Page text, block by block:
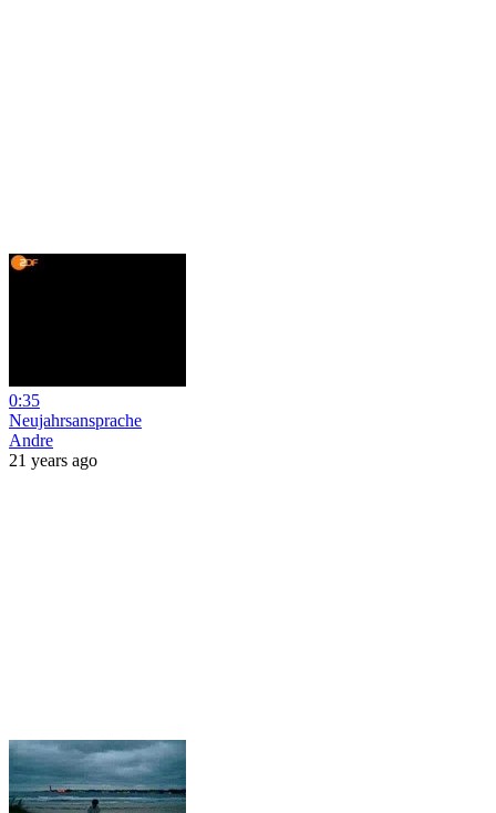
0:35
Neujahrsansprache
Andre
21 years ago